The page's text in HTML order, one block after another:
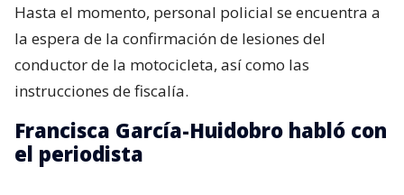
Hasta el momento, personal policial se encuentra a
la espera de la confirmación de lesiones del
conductor de la motocicleta, así como las
instrucciones de fiscalía.
Francisca García-Huidobro habló con
el periodista